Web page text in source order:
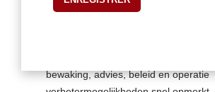
een achtergrond heeft binnen de food
bewaking, advies, beleid en operatie